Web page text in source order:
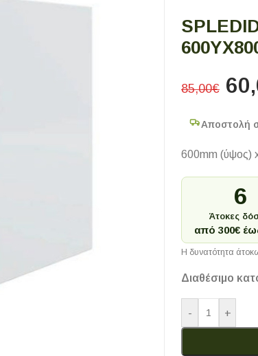
85,00€
Αποστολή
600mm (ύψος)
6
Άτοκες
από 300€
Η δυνατότητα
Διαθέσιμο
- +